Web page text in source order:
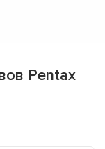
Pentax